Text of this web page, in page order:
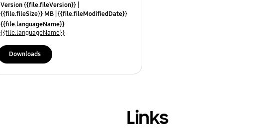
Version {{file.fileVersion}}
{{file.fileSize}} MB {{file.fileModifiedDate}}
{{file.osNames}}
{{file.languageName}}
{{file.languageName}}
Downloads
Links